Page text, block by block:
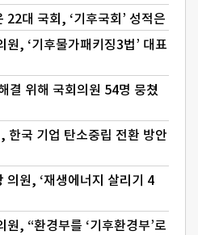
대 국회, ‘기후국회’ 성적은
원, ‘기후물가패키징3법’ 대표
결 위해 국회의원 54명 뭉쳤
한국 기업 탄소중립 전환 방안
의원, ‘재생에너지 살리기 4
원, “환경부를 ‘기후환경부’로